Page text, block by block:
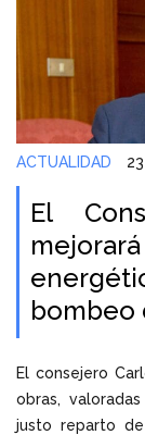
ACTUALIDAD
El
bombeo
El consejero
obras,
justo reparto